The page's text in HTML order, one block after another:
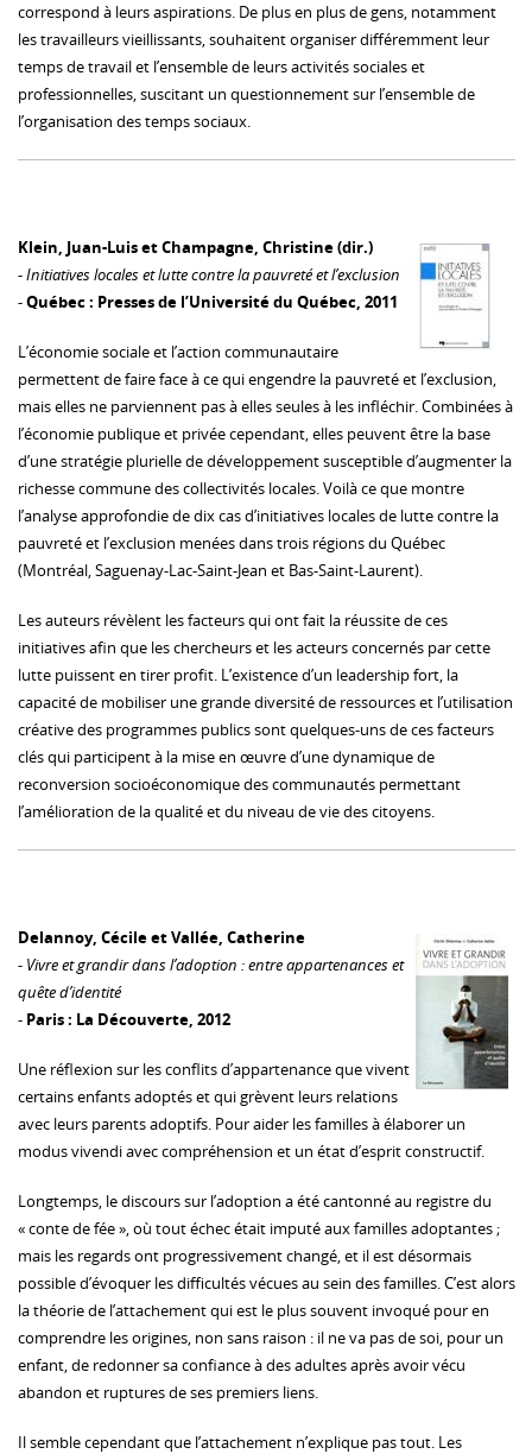
correspond à leurs aspirations. De plus en plus de gens, notamment
les travailleurs vieillissants, souhaitent organiser différemment leur
temps de travail et l’ensemble de leurs activités sociales et
professionnelles, suscitant un questionnement sur l’ensemble de
l’organisation des temps sociaux.
Klein, Juan-Luis et Champagne, Christine (dir.)
-Initiatives locales et lutte contre la pauvreté et l’exclusion
-Québec : Presses de l’Université du Québec, 2011
L’économie sociale et l’action communautaire
permettent de faire face à ce qui engendre la pauvreté et l’exclusion,
mais elles ne parviennent pas à elles seules à les infléchir. Combinées à
l’économie publique et privée cependant, elles peuvent être la base
d’une stratégie plurielle de développement susceptible d’augmenter la
richesse commune des collectivités locales. Voilà ce que montre
l’analyse approfondie de dix cas d’initiatives locales de lutte contre la
pauvreté et l’exclusion menées dans trois régions du Québec
(Montréal, Saguenay-Lac-Saint-Jean et Bas-Saint-Laurent).
Les auteurs révèlent les facteurs qui ont fait la réussite de ces
initiatives afin que les chercheurs et les acteurs concernés par cette
lutte puissent en tirer profit. L’existence d’un leadership fort, la
capacité de mobiliser une grande diversité de ressources et l’utilisation
créative des programmes publics sont quelques-uns de ces facteurs
clés qui participent à la mise en œuvre d’une dynamique de
reconversion socioéconomique des communautés permettant
l’amélioration de la qualité et du niveau de vie des citoyens.
Delannoy, Cécile et Vallée, Catherine
- Vivre et grandir dans l’adoption : entre appartenances et
quête d’identité
- Paris : La Découverte, 2012
Une réflexion sur les conflits d’appartenance que vivent
certains enfants adoptés et qui grèvent leurs relations
avec leurs parents adoptifs. Pour aider les familles à élaborer un
modus vivendi avec compréhension et un état d’esprit constructif.
Longtemps, le discours sur l’adoption a été cantonné au registre du
« conte de fée », où tout échec était imputé aux familles adoptantes ;
mais les regards ont progressivement changé, et il est désormais
possible d’évoquer les difficultés vécues au sein des familles. C’est alors
la théorie de l’attachement qui est le plus souvent invoqué pour en
comprendre les origines, non sans raison : il ne va pas de soi, pour un
enfant, de redonner sa confiance à des adultes après avoir vécu
abandon et ruptures de ses premiers liens.
Il semble cependant que l’attachement n’explique pas tout. Les